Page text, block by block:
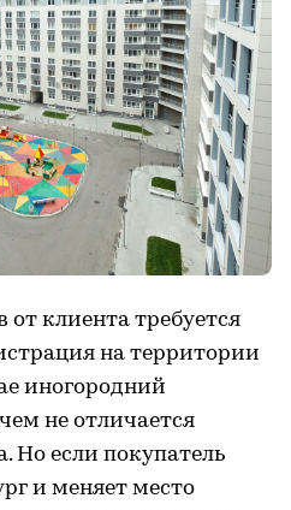
от клиента требуется
на территории
иногородний
не отличается
Но если покупатель
и меняет место